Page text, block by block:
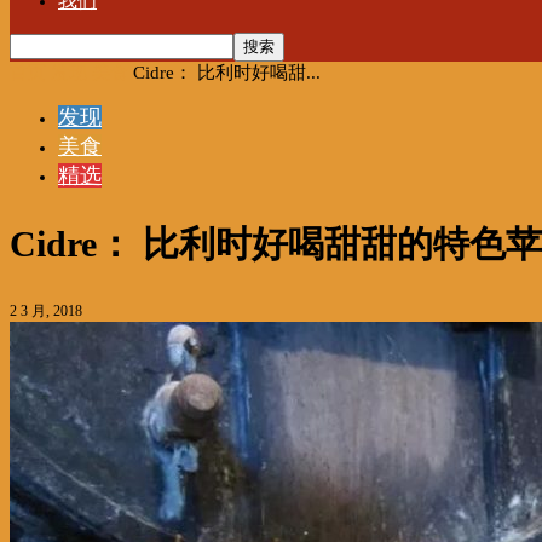
Cidre： 比利时好喝甜...
发现
美食
精选
Cidre： 比利时好喝甜甜的特色
2 3 月, 2018